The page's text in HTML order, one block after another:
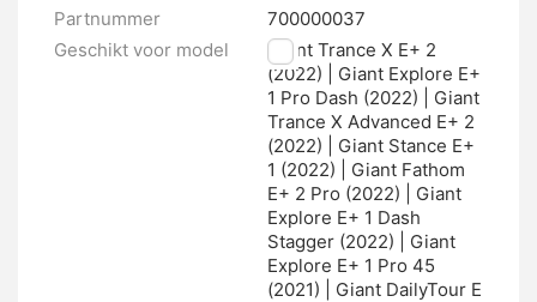
Partnummer
700000037
Geschikt voor model
Giant Trance X E+ 2
(2022) | Giant Explore E+
1 Pro Dash (2022) | Giant
Trance X Advanced E+ 2
(2022) | Giant Stance E+
1 (2022) | Giant Fathom
E+ 2 Pro (2022) | Giant
Explore E+ 1 Dash
Stagger (2022) | Giant
Explore E+ 1 Pro 45
(2021) | Giant DailyTour E